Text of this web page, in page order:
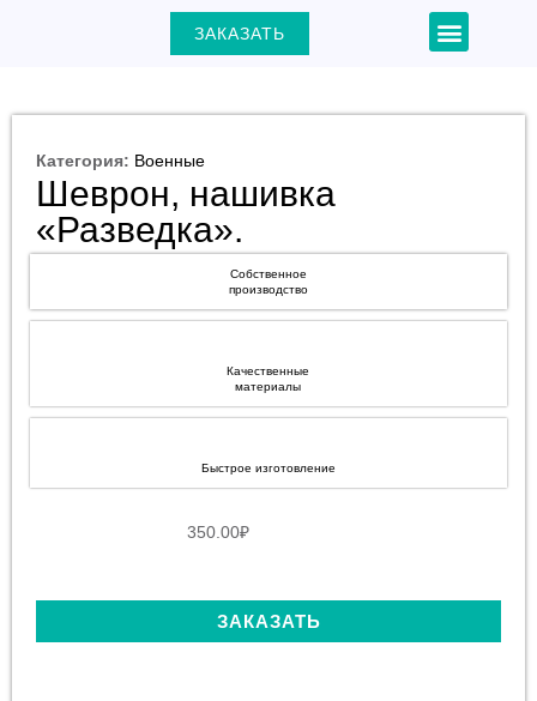
ЗАКАЗАТЬ Menu
Категория: Военные
Шеврон, нашивка
«Разведка».
Собственное
производство
Качественные
материалы
Быстрое изготовление
350.00₽
ЗАКАЗАТЬ